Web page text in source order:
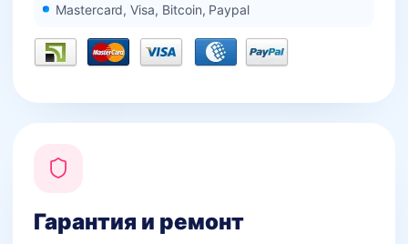
Mastercard, Visa, Bitcoin, Paypal
Гарантия и ремонт